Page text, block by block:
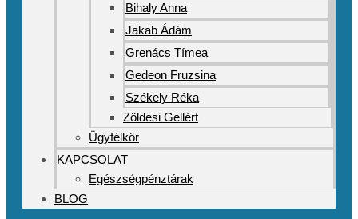
Bihaly Anna
Jakab Ádám
Grenács Tímea
Gedeon Fruzsina
Székely Réka
Zöldesi Gellért
Ügyfélkör
KAPCSOLAT
Egészségpénztárak
BLOG